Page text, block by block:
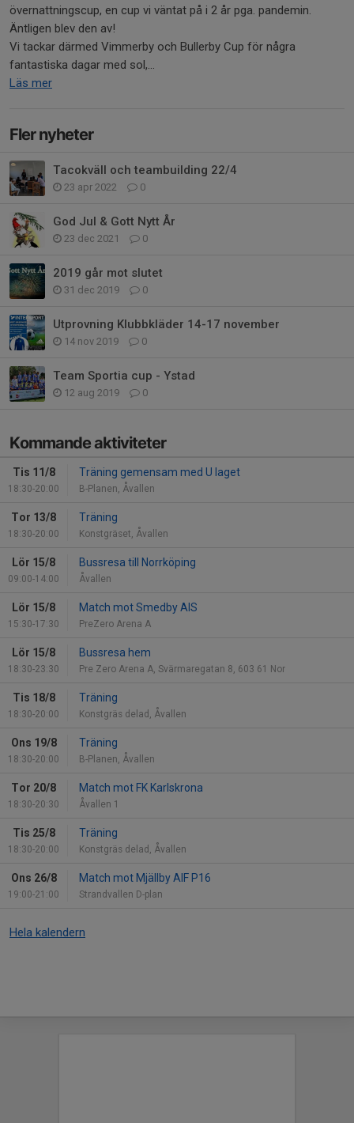
övernattningscup, en cup vi väntat på i 2 år pga. pandemin.
Äntligen blev den av!
Vi tackar därmed Vimmerby och Bullerby Cup för några
fantastiska dagar med sol,...
Läs mer
Fler nyheter
Tacokväll och teambuilding 22/4
23 apr 2022 0
God Jul & Gott Nytt År
23 dec 2021 0
2019 går mot slutet
31 dec 2019 0
Utprovning Klubbkläder 14-17 november
14 nov 2019 0
Team Sportia cup - Ystad
12 aug 2019 0
Kommande aktiviteter
Tis 11/8
18:30-20:00
Träning gemensam med U laget
B-Planen, Åvallen
Tor 13/8
18:30-20:00
Träning
Konstgräset, Åvallen
Lör 15/8
09:00-14:00
Bussresa till Norrköping
Åvallen
Lör 15/8
15:30-17:30
Match mot Smedby AIS
PreZero Arena A
Lör 15/8
18:30-23:30
Bussresa hem
Pre Zero Arena A, Svärmaregatan 8, 603 61 Nor
Tis 18/8
18:30-20:00
Träning
Konstgräs delad, Åvallen
Ons 19/8
18:30-20:00
Träning
B-Planen, Åvallen
Tor 20/8
18:30-20:30
Match mot FK Karlskrona
Åvallen 1
Tis 25/8
18:30-20:00
Träning
Konstgräs delad, Åvallen
Ons 26/8
19:00-21:00
Match mot Mjällby AIF P16
Strandvallen D-plan
Hela kalendern